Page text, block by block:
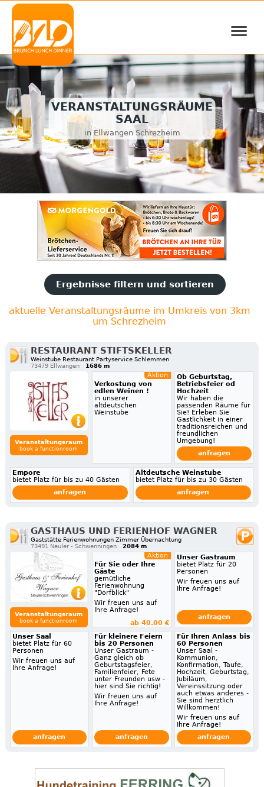
≡
VERANSTALTUNGSRÄUME
SAAL
in Ellwangen Schrezheim
Ergebnisse filtern und sortieren
aktuelle Veranstaltungsräume im Umkreis von 3km
um Schrezheim
RESTAURANT STIFTSKELLER
Weinstube Restaurant Partyservice Schlemmen
73479 Ellwangen
1686 m
Veranstaltungsraum
book a functionroom
Aktion
Verkostung von
edlen Weinen !
in unserer
altdeutschen
Weinstube
Ob Geburtstag,
Betriebsfeier od
Hochzeit
Wir haben die
passenden Räume für
Sie! Erleben Sie
Gastlichkeit in einer
traditionsreichen und
freundlichen
Umgebung!
anfragen
Empore
bietet Platz für bis zu 40 Gästen
anfragen
Altdeutsche Weinstube
bietet Platz für bis zu 30 Gästen
anfragen
GASTHAUS UND FERIENHOF WAGNER
Gaststätte Ferienwohnungen Zimmer Übernachtung
73491 Neuler - Schwenningen
2084 m
Veranstaltungsraum
book a functionroom
Aktion
Für Sie oder Ihre
Gäste
gemütliche
Ferienwohnung
"Dorfblick"
Wir freuen uns auf
Ihre Anfrage!
ab 40.00 €
Unser Gastraum
bietet Platz für 20
Personen
Wir freuen uns auf
Ihre Anfrage!
anfragen
Unser Saal
bietet Platz für 60
Personen
Wir freuen uns auf
Ihre Anfrage!
anfragen
Für kleinere Feiern
bis 20 Personen
Unser Gastraum -
Ganz gleich ob
Geburtstagsfeier,
Familienfeier, Fete
unter Freunden usw -
hier sind Sie richtig!
Wir freuen uns auf
Ihre Anfrage!
anfragen
Für Ihren Anlass bis
60 Personen
Unser Saal -
Kommunion,
Konfirmation, Taufe,
Hochzeit, Geburtstag,
Jubiläum,
Vereinssitzung oder
auch etwas anderes -
Sie sind herztlich
Willkommen!
Wir freuen uns auf
Ihre Anfrage!
anfragen